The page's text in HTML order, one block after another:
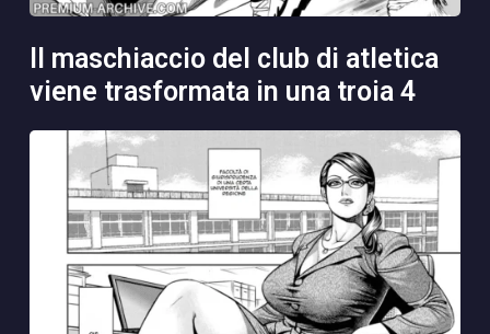
viene trasformata in una troia 4